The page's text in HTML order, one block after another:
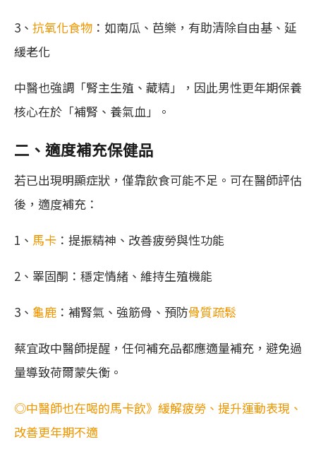
3、 抗氧化食物 ：如南瓜、芭樂，有助清除自由基、延
緩老化
中醫也強調「腎主生殖、藏精」，因此男性更年期保養
核心在於「補腎、養氣血」。
二、適度補充保健品
若已出現明顯症狀，僅靠飲食可能不足。可在醫師評估
後，適度補充：
1、 馬卡 ：提振精神、改善疲勞與性功能
2、睪固酮：穩定情緒、維持生殖機能
3、 龜鹿 ：補腎氣、強筋骨、預防骨質疏鬆
蔡宜政中醫師提醒，任何補充品都應適量補充，避免過
量導致荷爾蒙失衡。
◎中醫師也在喝的馬卡飲》緩解疲勞、提升運動表現、
改善更年期不適